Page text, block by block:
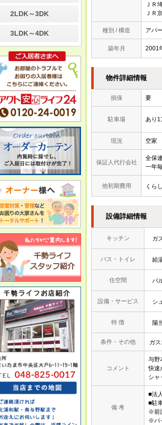
ＪＲ
ＪＲ
種別 / 構造 アパ
築年月 2001
物件詳細情報
損保 要
駐車場 あり
現況 空家
保証人代行会社
全保
一年
他初期費用 くら
設備詳細情報
キッチン ガ
バス・トイレ 給
住空間 バ
設備・サービス シ
特 徴 陽
条件・その他 ガ
コメント
与野
快速
シャ
備 考
■法
■駐
※前
※バ
（日）は夏季休暇とさせて頂
・毎週水曜日 定休
8月18日（日）10：00より通
常営業となります
5/1 ●ゴールデンウィーク休暇
のお知らせ●
お客様・取引企業様 各位
誠に勝手ながら以下の通り、
休業となります。
5/3（土 ） ～ 5/7（水）
5/8(木）より通常営業いたしま
す。
3/15
●臨時休業のお知らせ●
お客様・取引企業様 各位
誠に勝手ながら、以下のとお
り休業となります。
・3/16（日）は社員研修のた
め休業とさせて頂きます。
1/6●営業開始のお知らせ●
あけましておめでとうござい
ます
本日午後より通常営業となり
ます。
本年もよろしくお願いいたし
ます。
2LDK～3DK
3LDK～4DK